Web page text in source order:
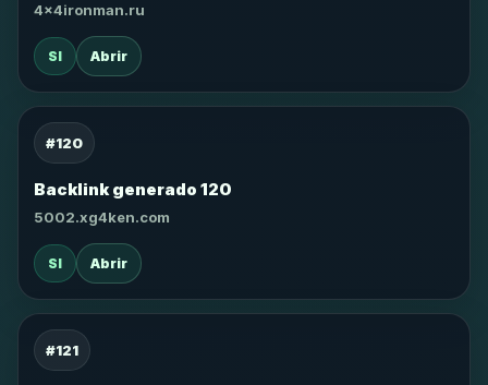
4x4ironman.ru
SI Abrir
#120
Backlink generado 120
5002.xg4ken.com
SI Abrir
#121